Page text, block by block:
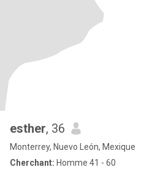
esther, 36
Monterrey, Nuevo León, Mexique
Cherchant: Homme 41 - 60